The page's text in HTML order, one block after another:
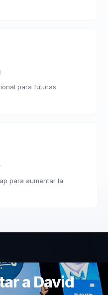
para futuras
para aumentar la
a David